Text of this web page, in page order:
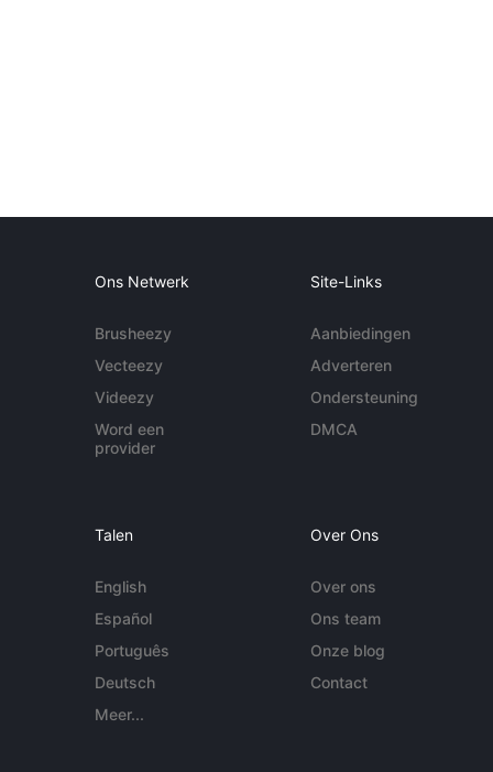
Ons Netwerk
Brusheezy
Vecteezy
Videezy
Word een
provider
Site-Links
Aanbiedingen
Adverteren
Ondersteuning
DMCA
Talen
English
Español
Português
Deutsch
Meer...
Over Ons
Over ons
Ons team
Onze blog
Contact